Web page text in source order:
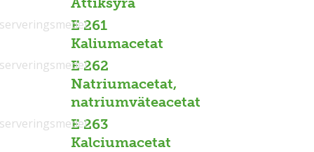
E 261
Kaliumacetat
E 262
Natriumacetat,
natriumväteacetat
E 263
Kalciumacetat